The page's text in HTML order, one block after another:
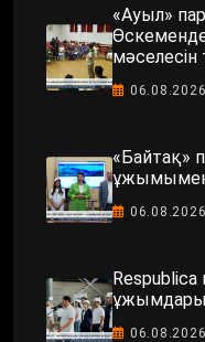
«Ауыл»
Өскеменде
«Байтақ»
ұжымымен